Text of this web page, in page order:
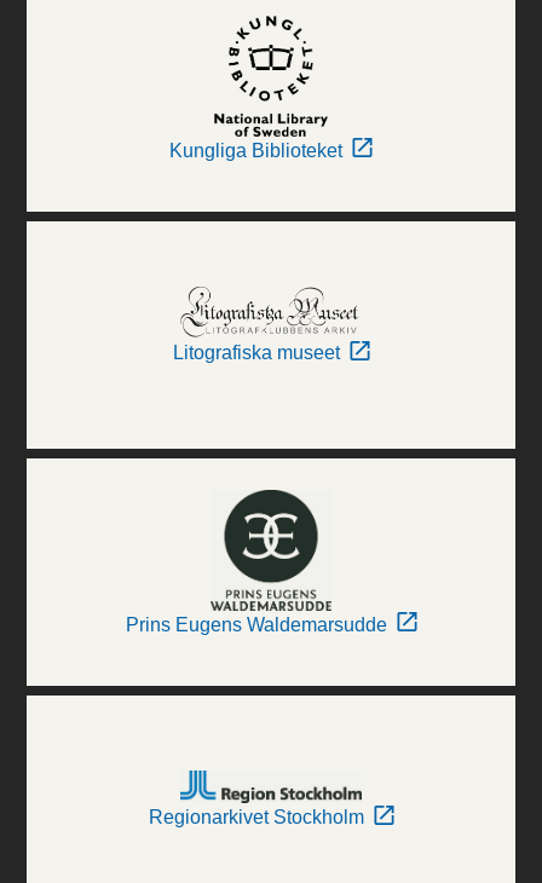
Kungliga Biblioteket
Litografiska museet
Prins Eugens Waldemarsudde
Regionarkivet Stockholm